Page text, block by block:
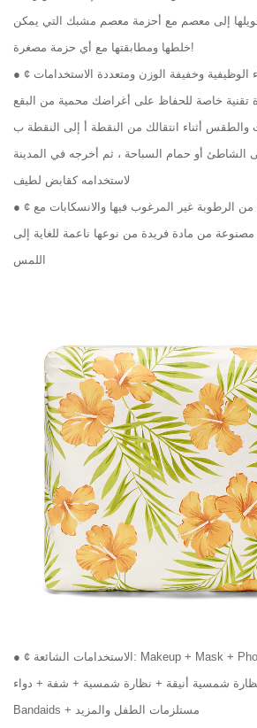
تحويلها إلى معصم مع أحزمة معصم مشبك التي يمكن
خلطها ومطابقتها مع أي حزمة مصغرة!
الوظيفية وخفيفة الوزن ومتعددة الاستخدامات
تقنية خاصة للحفاظ على أغراضك محمية من البقع
والطقس أثناء انتقالك من النقطة أ إلى النقطة ب
الشاطئ أو حمام السباحة ، ثم أخرجه في المدينة
لاستخدامه كقابض لطيف
● ¢ حماية العناصر الخاصة بك من الرطوبة غير المرغوب فيها والانسكابات مع
، مصنوعة من مادة فريدة من نوعها ناعمة للغاية إلى
اللمس
● ¢ الاستخدامات الشائعة: Makeup + Mask + Phone + شواحن + جواز سفر
شمسية أنيقة + نظارة شمسية + شفة + دواء +
Bandaids + مستلزمات الطفل والمزيد